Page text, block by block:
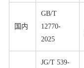
国内
GB/T
12770-
2025
JG/T 539-